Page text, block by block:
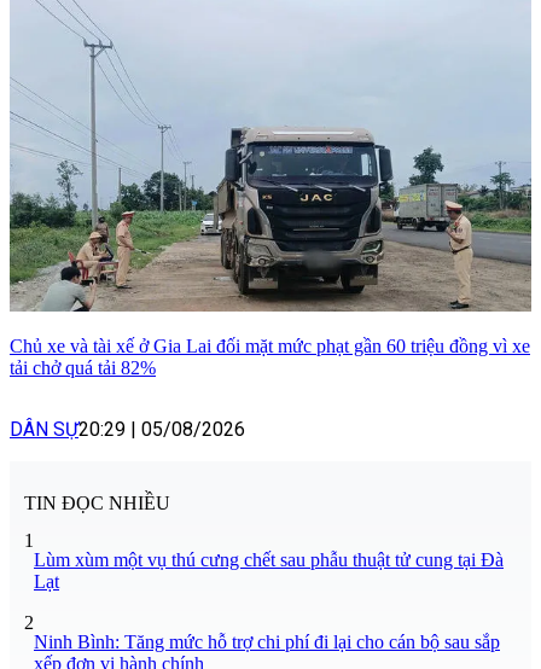
Chủ xe và tài xế ở Gia Lai đối mặt mức phạt gần 60 triệu đồng vì xe
tải chở quá tải 82%
DÂN SỰ20:29 05/08/2026
TIN ĐỌC NHIỀU
1
Lùm xùm một vụ thú cưng chết sau phẫu thuật tử cung tại Đà
Lạt
2
Ninh Bình: Tăng mức hỗ trợ chi phí đi lại cho cán bộ sau sắp
xếp đơn vị hành chính